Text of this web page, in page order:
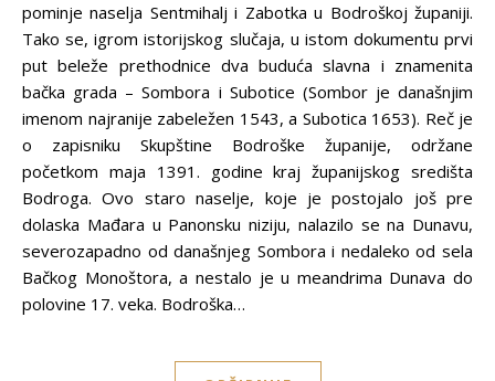
pominje naselja Sentmihalj i Zabotka u Bodroškoj županiji.
Tako se, igrom istorijskog slučaja, u istom dokumentu prvi
put beleže prethodnice dva buduća slavna i znamenita
bačka grada – Sombora i Subotice (Sombor je današnjim
imenom najranije zabeležen 1543, a Subotica 1653). Reč je
o zapisniku Skupštine Bodroške županije, održane
početkom maja 1391. godine kraj županijskog središta
Bodroga. Ovo staro naselje, koje je postojalo još pre
dolaska Mađara u Panonsku niziju, nalazilo se na Dunavu,
severozapadno od današnjeg Sombora i nedaleko od sela
Bačkog Monoštora, a nestalo je u meandrima Dunava do
polovine 17. veka. Bodroška…